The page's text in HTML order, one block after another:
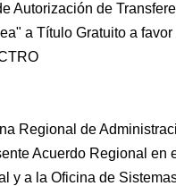
Autorización de
a Título Gratuito a
Regional de
Acuerdo Regional en
y a la Oficina de